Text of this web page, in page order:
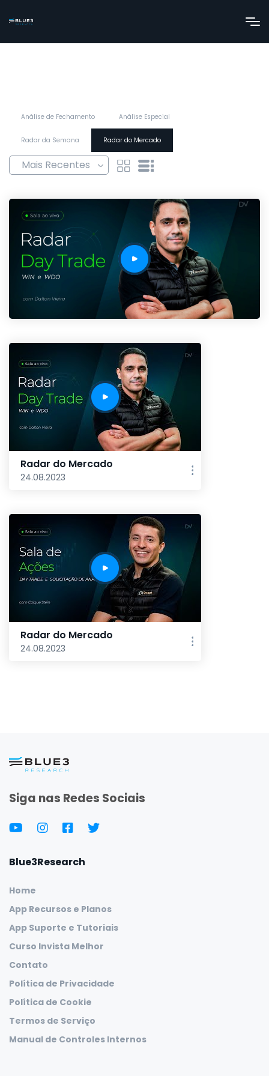
Análise de Fechamento Análise Especial
Radar da Semana Radar do Mercado
Radar do Mercado
24.08.2023
Radar do Mercado
24.08.2023
Siga nas Redes Sociais
Blue3Research
Home
App Recursos e Planos
App Suporte e Tutoriais
Curso Invista Melhor
Contato
Política de Privacidade
Política de Cookie
Termos de Serviço
Manual de Controles Internos